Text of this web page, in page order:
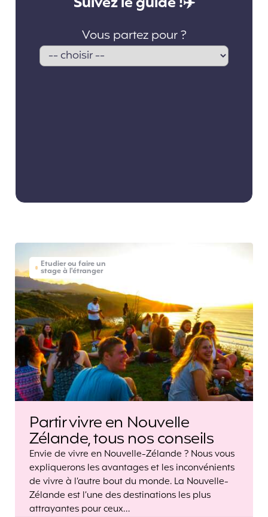
Etudier ou faire un
stage à l'étranger
Partir vivre en Nouvelle
Zélande, tous nos conseils
Envie de vivre en Nouvelle-Zélande ? Nous vous
expliquerons les avantages et les inconvénients
de vivre à l’autre bout du monde. La Nouvelle-
Zélande est l’une des destinations les plus
attrayantes pour ceux…